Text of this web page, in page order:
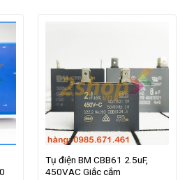
Tụ điện BM CBB61 2.5uF,
450VAC Giắc cắm